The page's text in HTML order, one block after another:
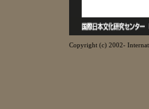
Copyright (c) 2002-